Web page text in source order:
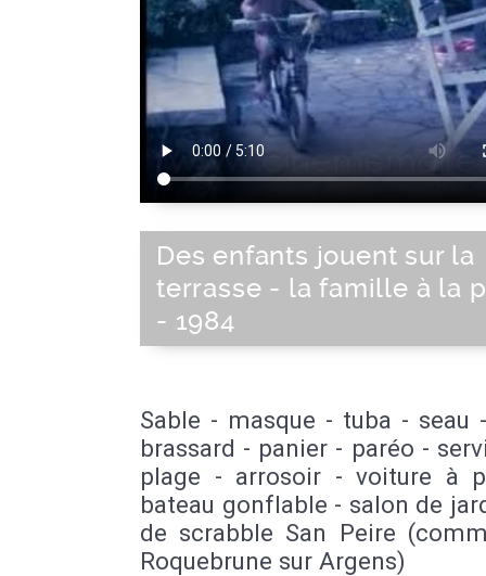
Des enfants jouent sur la
terrasse - la famille à la
- 1984
Sable - masque - tuba - seau
brassard - panier - paréo -
plage - arrosoir - voiture à
bateau gonflable - salon de
de scrabble San Peire
Roquebrune sur Argens)